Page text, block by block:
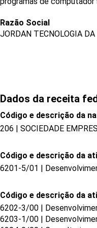
Razão Social
JORDAN TECNOLOGIA
Dados da receita
Código e descrição da
206 | SOCIEDADE
Código e descrição da
6201-5/01 |
Código e descrição da
6202-3/00 |
6203-1/00 |